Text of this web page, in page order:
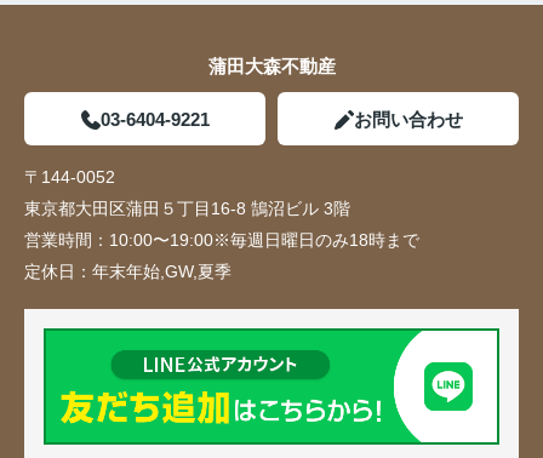
蒲田大森不動産
03-6404-9221 お問い合わせ
〒144-0052
東京都大田区蒲田５丁目16-8 鵠沼ビル 3階
営業時間： 10:00〜19:00※毎週日曜日のみ18時まで
定休日： 年末年始,GW,夏季